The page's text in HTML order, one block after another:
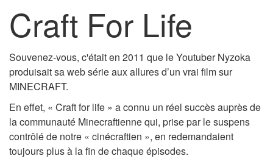
Craft For Life
Souvenez-vous, c'était en 2011 que le Youtuber Nyzoka
produisait sa web série aux allures d’un vrai film sur
MINECRAFT.
En effet, « Craft for life » a connu un réel succès auprès de
la communauté Minecraftienne qui, prise par le suspens
contrôlé de notre « cinécraftien », en redemandaient
toujours plus à la fin de chaque épisodes.